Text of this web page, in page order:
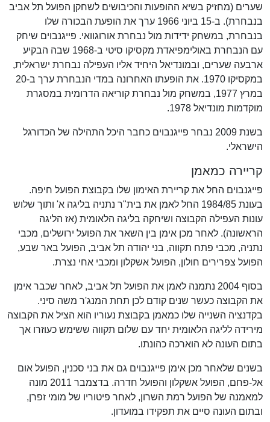
שערים (מחזיק בשיא ההופעות והכיבושים לשחקן הפועל תל אביב
בנבחרת). ב-15 ביוני 1966 ערך את הופעת הבכורה שלו
בנבחרת, במשחק ידידות מול נבחרת אורוגוואי. פייגנבוים שיחק
עם הנבחרת באולימפיאדת מקסיקו סיטי ב-1968 שבה הבקיע
ארבעה שערים, ובמונדיאל היחיד אליו העפילה נבחרת ישראלית,
במקסיקו 1970. את הופעתו האחרונה במדי הנבחרת ערך ב-20
במרץ 1977, במשחק מול נבחרת קוריאה הדרומית במסגרת
מוקדמות מונדיאל 1978.
בשנת 2009 נבחר פייגנבוים כחבר היכל התהילה של הכדורגל
הישראלי.
קריירה כמאמן
פייגנבוים החל את קריירת האימון שלו בקבוצת הפועל חיפה.
בעונת 1984/85 החל לאמן את בית"ר נתניה בליגה א' ותוך שלוש
עונות העפילה הקבוצה ושיחקה בליגה הלאומית (אז הליגה
הראשונה). לאחר מכן אימן בין השאר את הפועל ירושלים, מכבי
נתניה, מכבי פתח תקווה, בני יהודה תל אביב, הפועל באר שבע,
הפועל צפרירים חולון, הפועל אשקלון ומכבי אחי נצרת.
בסוף 2004 נתמנה לאמן את הפועל תל אביב, לאחר שכבר אימן
את הקבוצה כעשר שנים קודם לכן תחת המנג'ר משה סיני.
בקדנציה השנייה שלו כמאמן בקבוצת נעוריו הוא הציל את הקבוצה
מירידה לליגה הלאומית יחד עם שלום תקווה ששימש כעוזרו אך
בתום העונה לא הוארכה כהונתו.
בשנים שלאחר מכן אימן פייגנבוים גם את בני סכנין, הפועל אום
אל-פחם, הפועל אשקלון והפועל חדרה. בדצמבר 2011 מונה
למאמנה של הפועל רמת השרון, לאחר פיטוריו של מומי זפרן,
ובתום העונה סיים את תפקידו במועדון.